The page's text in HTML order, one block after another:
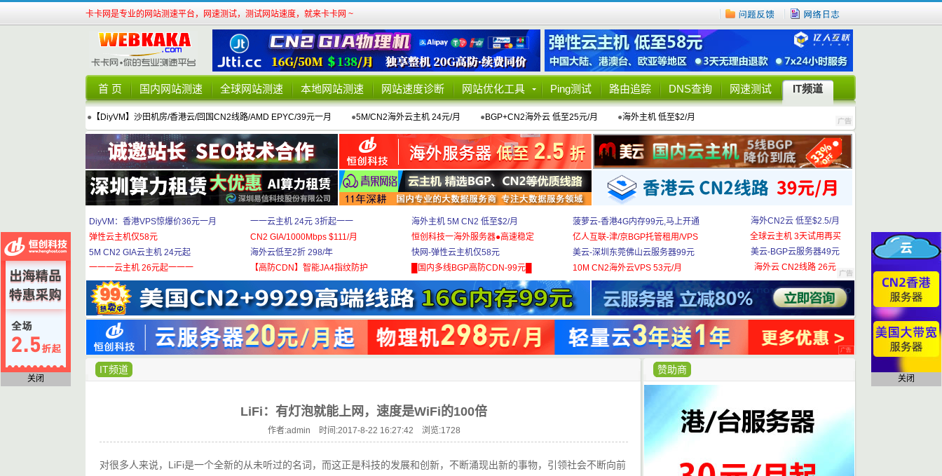
卡卡网是专业的网站测速平台，网速测试，测试网站速度，就来卡卡网 ~
首 页 国内网站测速 全球网站测速 本地网站测速 网站速度诊断 网站优化工具 Ping测试 路由追踪 DNS查询 网速测试 IT频道
● 【DiyVM】沙田机房/香港云/回国CN2线路/AMD EPYC/39元一月 ●5M/CN2海外云主机 24元/月 ●BGP+CN2海外云 低至25元/月 ●海外主机 低至$2/月
DiyVM：香港VPS惊爆价36元一月
弹性云主机仅58元
5M CN2 GIA云主机 24元起
一一一云主机 26元起一一一
一一云主机 24元 3折起一一
CN2 GIA/1000Mbps $111/月
海外云低至2折 298/年
【高防CDN】智能JA4指纹防护
海外主机 5M CN2 低至$2/月
恒创科技一海外服务器●高速稳定
快网-弹性云主机仅58元
█国内多线BGP高防CDN-99元█
菠萝云-香港4G内存99元,马上开通
亿人互联-津/京BGP托管租用/VPS
美云-深圳东莞佛山云服务器99元
10M CN2海外云VPS 53元/月
海外CN2云 低至$2.5/月
全球云主机 3天试用再买
美云-BGP云服务器49元
海外云 CN2线路 26元
赞助商
IT频道
LiFi：有灯泡就能上网，速度是WiFi的100倍
作者:admin 时间:2017-8-22 16:27:42 浏览:1728
对很多人来说，LiFi是一个全新的从未听过的名词，而这正是科技的发展和创新，不断涌现出新的事物，引领社会不断向前
关闭 关闭